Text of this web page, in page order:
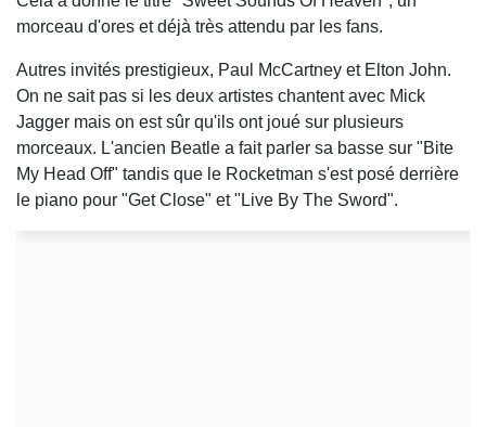
morceau d'ores et déjà très attendu par les fans.
Autres invités prestigieux, Paul McCartney et Elton John.
On ne sait pas si les deux artistes chantent avec Mick
Jagger mais on est sûr qu'ils ont joué sur plusieurs
morceaux. L'ancien Beatle a fait parler sa basse sur "Bite
My Head Off" tandis que le Rocketman s'est posé derrière
le piano pour "Get Close" et "Live By The Sword".